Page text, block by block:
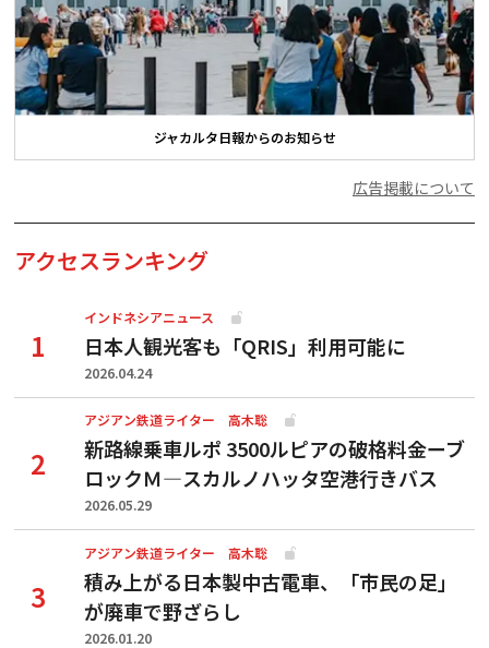
ジャカルタ日報からのお知らせ
広告掲載について
アクセスランキング
インドネシアニュース
日本人観光客も「QRIS」利用可能に
2026.04.24
アジアン鉄道ライター 高木聡
新路線乗車ルポ 3500ルピアの破格料金ーブ
ロックＭ―スカルノハッタ空港行きバス
2026.05.29
アジアン鉄道ライター 高木聡
積み上がる日本製中古電車、「市民の足」
が廃車で野ざらし
2026.01.20